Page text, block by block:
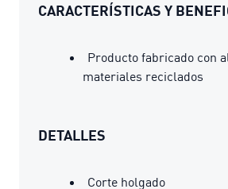
CARACTERÍSTICAS Y
Producto fabricado con
materiales reciclados
DETALLES
Corte holgado